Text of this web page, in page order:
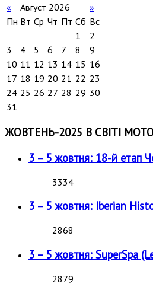
«
Август 2026
»
Пн Вт Ср Чт Пт Сб Вс
1
2
3
4 5 6 7 8
9
10 11 12 13 14 15 16
17 18 19 20 21 22 23
24 25 26 27 28 29 30
31
ЖОВТЕНЬ-2025 В СВІТІ
3 – 5 жовтня: 18-й етап
3334
3 – 5 жовтня: Iberian
2868
3 – 5 жовтня: SuperSpa
2879